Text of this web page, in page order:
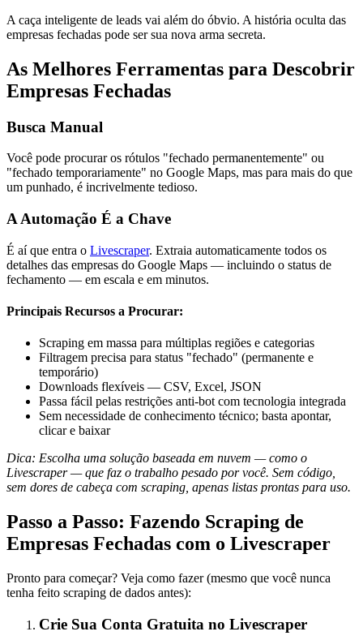
A caça inteligente de leads vai além do óbvio. A história oculta das
empresas fechadas pode ser sua nova arma secreta.
As Melhores Ferramentas para Descobrir
Empresas Fechadas
Busca Manual
Você pode procurar os rótulos "fechado permanentemente" ou
"fechado temporariamente" no Google Maps, mas para mais do que
um punhado, é incrivelmente tedioso.
A Automação É a Chave
É aí que entra o Livescraper. Extraia automaticamente todos os
detalhes das empresas do Google Maps — incluindo o status de
fechamento — em escala e em minutos.
Principais Recursos a Procurar:
Scraping em massa para múltiplas regiões e categorias
Filtragem precisa para status "fechado" (permanente e
temporário)
Downloads flexíveis — CSV, Excel, JSON
Passa fácil pelas restrições anti-bot com tecnologia integrada
Sem necessidade de conhecimento técnico; basta apontar,
clicar e baixar
Dica: Escolha uma solução baseada em nuvem — como o
Livescraper — que faz o trabalho pesado por você. Sem código,
sem dores de cabeça com scraping, apenas listas prontas para uso.
Passo a Passo: Fazendo Scraping de
Empresas Fechadas com o Livescraper
Pronto para começar? Veja como fazer (mesmo que você nunca
tenha feito scraping de dados antes):
Crie Sua Conta Gratuita no Livescraper